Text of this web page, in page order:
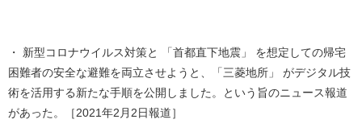
・ 新型コロナウイルス対策と 「首都直下地震」 を想定しての帰宅
困難者の安全な避難を両立させようと、「三菱地所」 がデジタル技
術を活用する新たな手順を公開しました。という旨のニュース報道
があった。［2021年2月2日報道］